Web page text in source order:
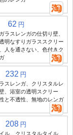
62 円
ラスレンガの仕切り壁、
明なすりガラススクリー
人を通さない、色付きク
232 円
スレンガ、クリスタルレ
、浴室の透明スクリー
と不透性、無地のレンガ
208 円
ル、クリスタルタイル、